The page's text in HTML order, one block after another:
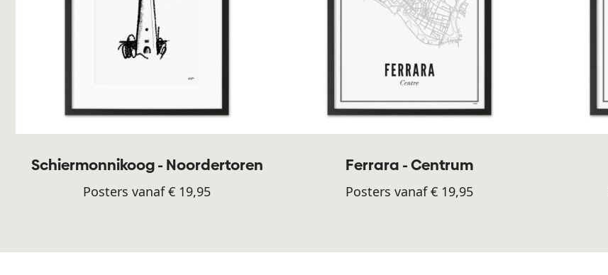
Schiermonnikoog - Noordertoren
Posters vanaf € 19,95
Ferrara - Centrum
Posters vanaf € 19,95